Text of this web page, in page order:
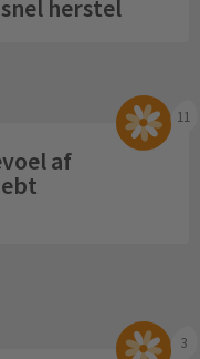
herstel
11
af
3